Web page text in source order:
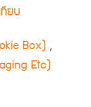
ทียบ
Box) ,
Etc)